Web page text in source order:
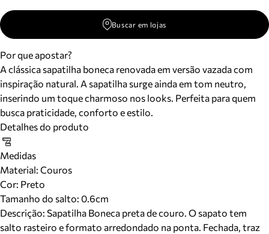
Buscar em lojas
Por que apostar?
A clássica sapatilha boneca renovada em versão vazada com
inspiração natural. A sapatilha surge ainda em tom neutro,
inserindo um toque charmoso nos looks. Perfeita para quem
busca praticidade, conforto e estilo.
Detalhes do produto
Medidas
Material: Couros
Cor: Preto
Tamanho do salto: 0.6cm
Descrição: Sapatilha Boneca preta de couro. O sapato tem
salto rasteiro e formato arredondado na ponta. Fechada, traz